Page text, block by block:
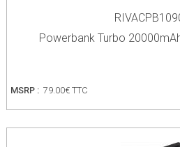
Powerbank Turbo
MSRP : 79.00€ TTC